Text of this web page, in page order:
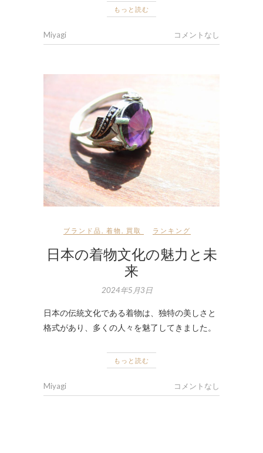
もっと読む
Miyagi コメントなし
ブランド品 着物 買取 ランキング
日本の着物文化の魅力と未
来
2024年5月3日
日本の伝統文化である着物は、独特の美しさと
格式があり、多くの人々を魅了してきました。
もっと読む
Miyagi コメントなし